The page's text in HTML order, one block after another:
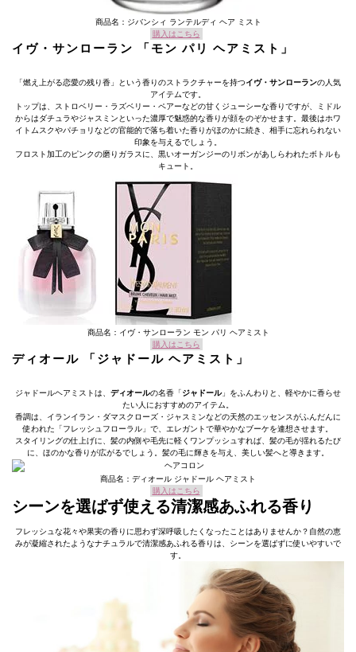
商品名：ジバンシィ ランテルディ ヘア ミスト
購入はこちら
イヴ・サンローラン 「モン パリ ヘアミスト」
「燃え上がる恋愛の残り香」という香りのストラクチャーを持つイヴ・サンローランの人気
アイテムです。
トップは、ストロベリー・ラズベリー・ペアーなどの甘くジューシーな香りですが、ミドル
からはダチュラやジャスミンといった濃厚で魅惑的な香りが顔をのぞかせます。最後はホワ
イトムスクやパチョリなどの官能的で落ち着いた香りがほのかに続き、相手に忘れられない
印象を与えるでしょう。
フロスト加工のピンクの磨りガラスに、黒いオーガンジーのリボンがあしらわれたボトルも
キュート。
商品名：イヴ・サンローラン モン パリ ヘアミスト
購入はこちら
ディオール 「ジャドール ヘアミスト」
ジャドールヘアミストは、 ディオールの名香「ジャドール」をふんわりと、軽やかに香らせ
たい人におすすめのアイテム。
香調は、イランイラン・ダマスクローズ・ジャスミンなどの天然のエッセンスがふんだんに
使われた「フレッシュフローラル」で、エレガントで華やかなブーケを連想させます。
スタイリングの仕上げに、髪の内側や毛先に軽くワンプッシュすれば、髪の毛が揺れるたび
に、ほのかな香りが広がるでしょう。髪の毛に輝きを与え、美しい髪へと導きます。
商品名：ディオール ジャドール ヘアミスト
購入はこちら
シーンを選ばず使える清潔感あふれる香り
フレッシュな花々や果実の香りに思わず深呼吸したくなったことはありませんか？自然の恵
みが凝縮されたようなナチュラルで清潔感あふれる香りは、シーンを選ばずに使いやすいで
す。